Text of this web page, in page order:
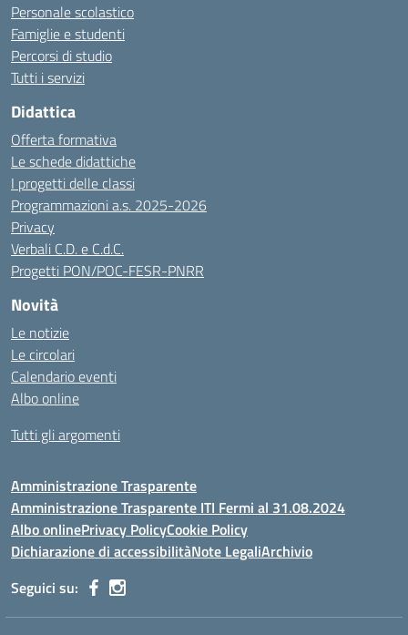
Personale scolastico
Famiglie e studenti
Percorsi di studio
Tutti i servizi
Didattica
Offerta formativa
Le schede didattiche
I progetti delle classi
Programmazioni a.s. 2025-2026
Privacy
Verbali C.D. e C.d.C.
Progetti PON/POC-FESR-PNRR
Novità
Le notizie
Le circolari
Calendario eventi
Albo online
Tutti gli argomenti
Amministrazione Trasparente
Amministrazione Trasparente ITI Fermi al 31.08.2024
Albo onlinePrivacy PolicyCookie Policy
Dichiarazione di accessibilitàNote LegaliArchivio
Seguici su: